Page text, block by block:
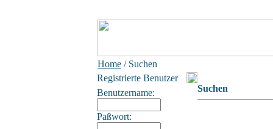
Home / Suchen
Registrierte Benutzer
Benutzername:
Paßwort:
Suchen